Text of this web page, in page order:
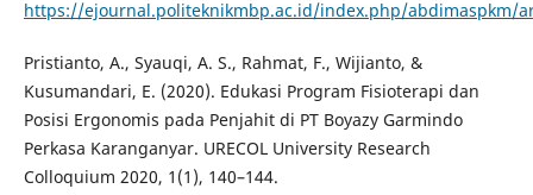
https://ejournal.politeknikmbp.ac.id/index.php/abdimaspkm/
Pristianto, A., Syauqi, A. S., Rahmat, F., Wijianto, &
Kusumandari, E. (2020). Edukasi Program Fisioterapi dan
Posisi Ergonomis pada Penjahit di PT Boyazy Garmindo
Perkasa Karanganyar. URECOL University Research
Colloquium 2020, 1(1), 140–144.